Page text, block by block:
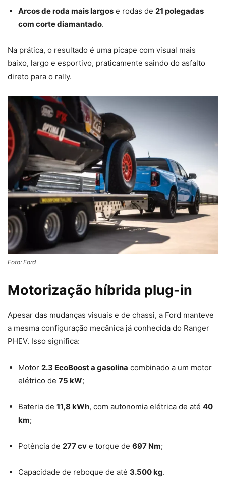
Arcos de roda mais largos e rodas de 21 polegadas
com corte diamantado.
Na prática, o resultado é uma picape com visual mais
baixo, largo e esportivo, praticamente saindo do asfalto
direto para o rally.
Foto: Ford
Motorização híbrida plug-in
Apesar das mudanças visuais e de chassi, a Ford manteve
a mesma configuração mecânica já conhecida do Ranger
PHEV. Isso significa:
Motor 2.3 EcoBoost a gasolina combinado a um motor
elétrico de 75 kW;
Bateria de 11,8 kWh, com autonomia elétrica de até 40
km;
Potência de 277 cv e torque de 697 Nm;
Capacidade de reboque de até 3.500 kg.